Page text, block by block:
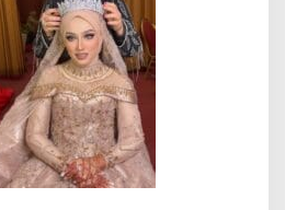
m
i
r
a